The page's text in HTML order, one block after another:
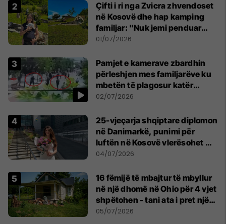
Çifti i ri nga Zvicra zhvendoset
në Kosovë dhe hap kamping
familjar: "Nuk jemi penduar
asnjë ditë"
01/07/2026
Pamjet e kamerave zbardhin
përleshjen mes familjarëve ku
mbetën të plagosur katër
persona
02/07/2026
25-vjeçarja shqiptare diplomon
në Danimarkë, punimi për
luftën në Kosovë vlerësohet me
notën më të lartë
04/07/2026
16 fëmijë të mbajtur të mbyllur
në një dhomë në Ohio për 4 vjet
shpëtohen - tani ata i pret një
sfidë e madhe
05/07/2026